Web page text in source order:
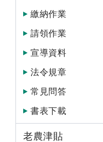
繳納作業
請領作業
宣導資料
法令規章
常見問答
書表下載
老農津貼